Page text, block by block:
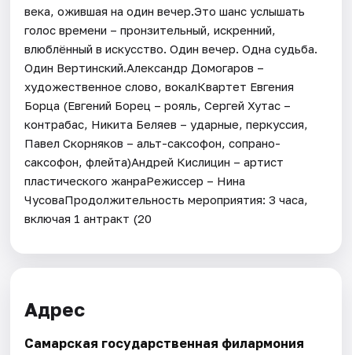
века, ожившая на один вечер.Это шанс услышать
голос времени – пронзительный, искренний,
влюблённый в искусство. Один вечер. Одна судьба.
Один Вертинский.Александр Домогаров –
художественное слово, вокалКвартет Евгения
Борца (Евгений Борец – рояль, Сергей Хутас –
контрабас, Никита Беляев – ударные, перкуссия,
Павел Скорняков – альт-саксофон, сопрано-
саксофон, флейта)Андрей Кислицин – артист
пластического жанраРежиссер – Нина
ЧусоваПродолжительность мероприятия: 3 часа,
включая 1 антракт (20
Адрес
Самарская государственная филармония